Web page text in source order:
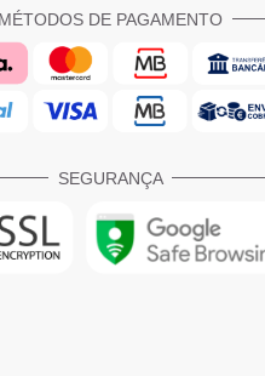
MÉTODOS DE PAGAMENTO
SEGURANÇA